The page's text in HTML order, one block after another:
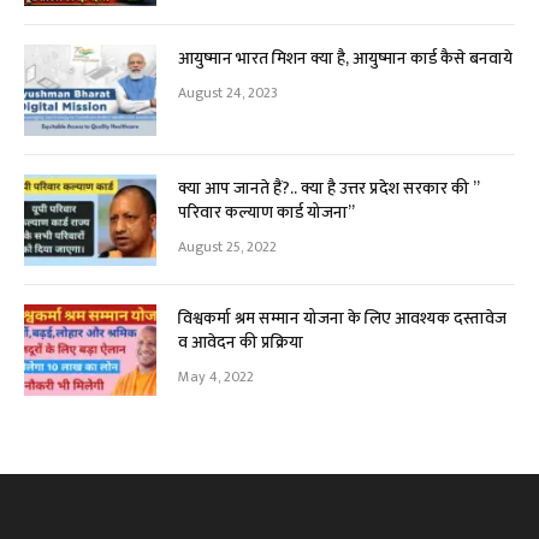
आयुष्मान भारत मिशन क्या है, आयुष्मान कार्ड कैसे बनवाये
August 24, 2023
क्या आप जानते हैं?.. क्या है उत्तर प्रदेश सरकार की ”
परिवार कल्याण कार्ड योजना”
August 25, 2022
विश्वकर्मा श्रम सम्मान योजना के लिए आवश्यक दस्तावेज
व आवेदन की प्रक्रिया
May 4, 2022